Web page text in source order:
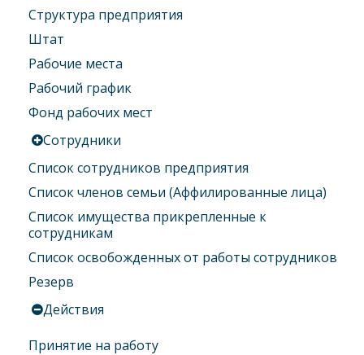
Структура предприятия
Штат
Рабочие места
Рабочий график
Фонд рабочих мест
Сотрудники
Список сотрудников предприятия
Список членов семьи (Аффилированные лица)
Список имущества прикрепленные к
сотрудникам
Список освобожденных от работы сотрудников
Резерв
Действия
Принятие на работу